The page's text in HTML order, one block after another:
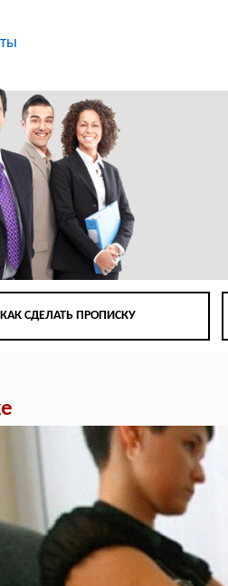
КАК СДЕЛАТЬ ПРОПИСКУ